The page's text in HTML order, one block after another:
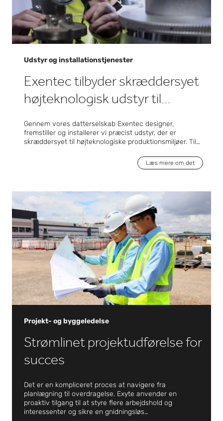
Udstyr og installationstjenester
Exentec tilbyder skræddersyet
højteknologisk udstyr til
præcisionsfremstilling
Gennem vores datterselskab Exentec designer,
fremstiller og installerer vi præcist udstyr, der er
skræddersyet til højteknologiske produktionsmiljøer. Til
biovidenskabssektoren leverer vi sofistikerede løsninger
som f.eks. renrumssystemer, præcisionsklimakamre,
gasreduktionsteknologi, højtydende ventilationskanaler
og meget mere.
Læs mere om det
Projekt- og byggeledelse
Strømlinet projektudførelse for
succes
Det er en kompliceret proces at navigere fra
planlægning til overdragelse. Exyte anvender en
proaktiv tilgang til at styre flere arbejdshold og
interessenter og sikre en gnidningsløs